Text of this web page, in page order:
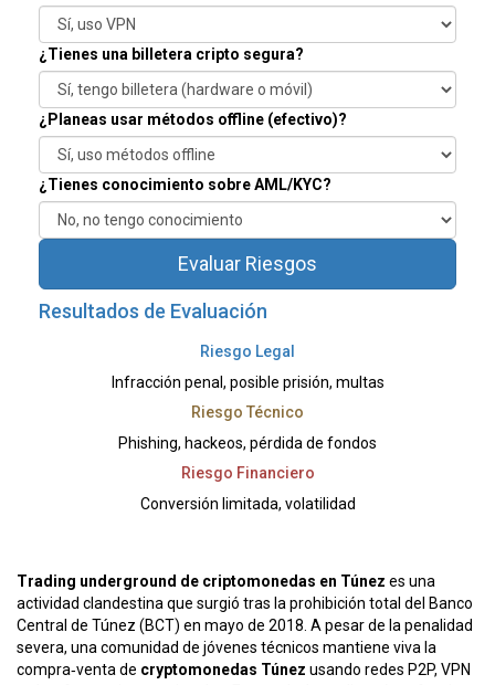
¿Tienes una billetera cripto segura?
¿Planeas usar métodos offline (efectivo)?
¿Tienes conocimiento sobre AML/KYC?
Evaluar Riesgos
Resultados de Evaluación
Riesgo Legal
Infracción penal, posible prisión, multas
Riesgo Técnico
Phishing, hackeos, pérdida de fondos
Riesgo Financiero
Conversión limitada, volatilidad
Trading underground de criptomonedas en Túnez es una
actividad clandestina que surgió tras la prohibición total del Banco
Central de Túnez (BCT) en mayo de 2018. A pesar de la penalidad
severa, una comunidad de jóvenes técnicos mantiene viva la
compra‑venta de cryptomonedas Túnez usando redes P2P, VPN